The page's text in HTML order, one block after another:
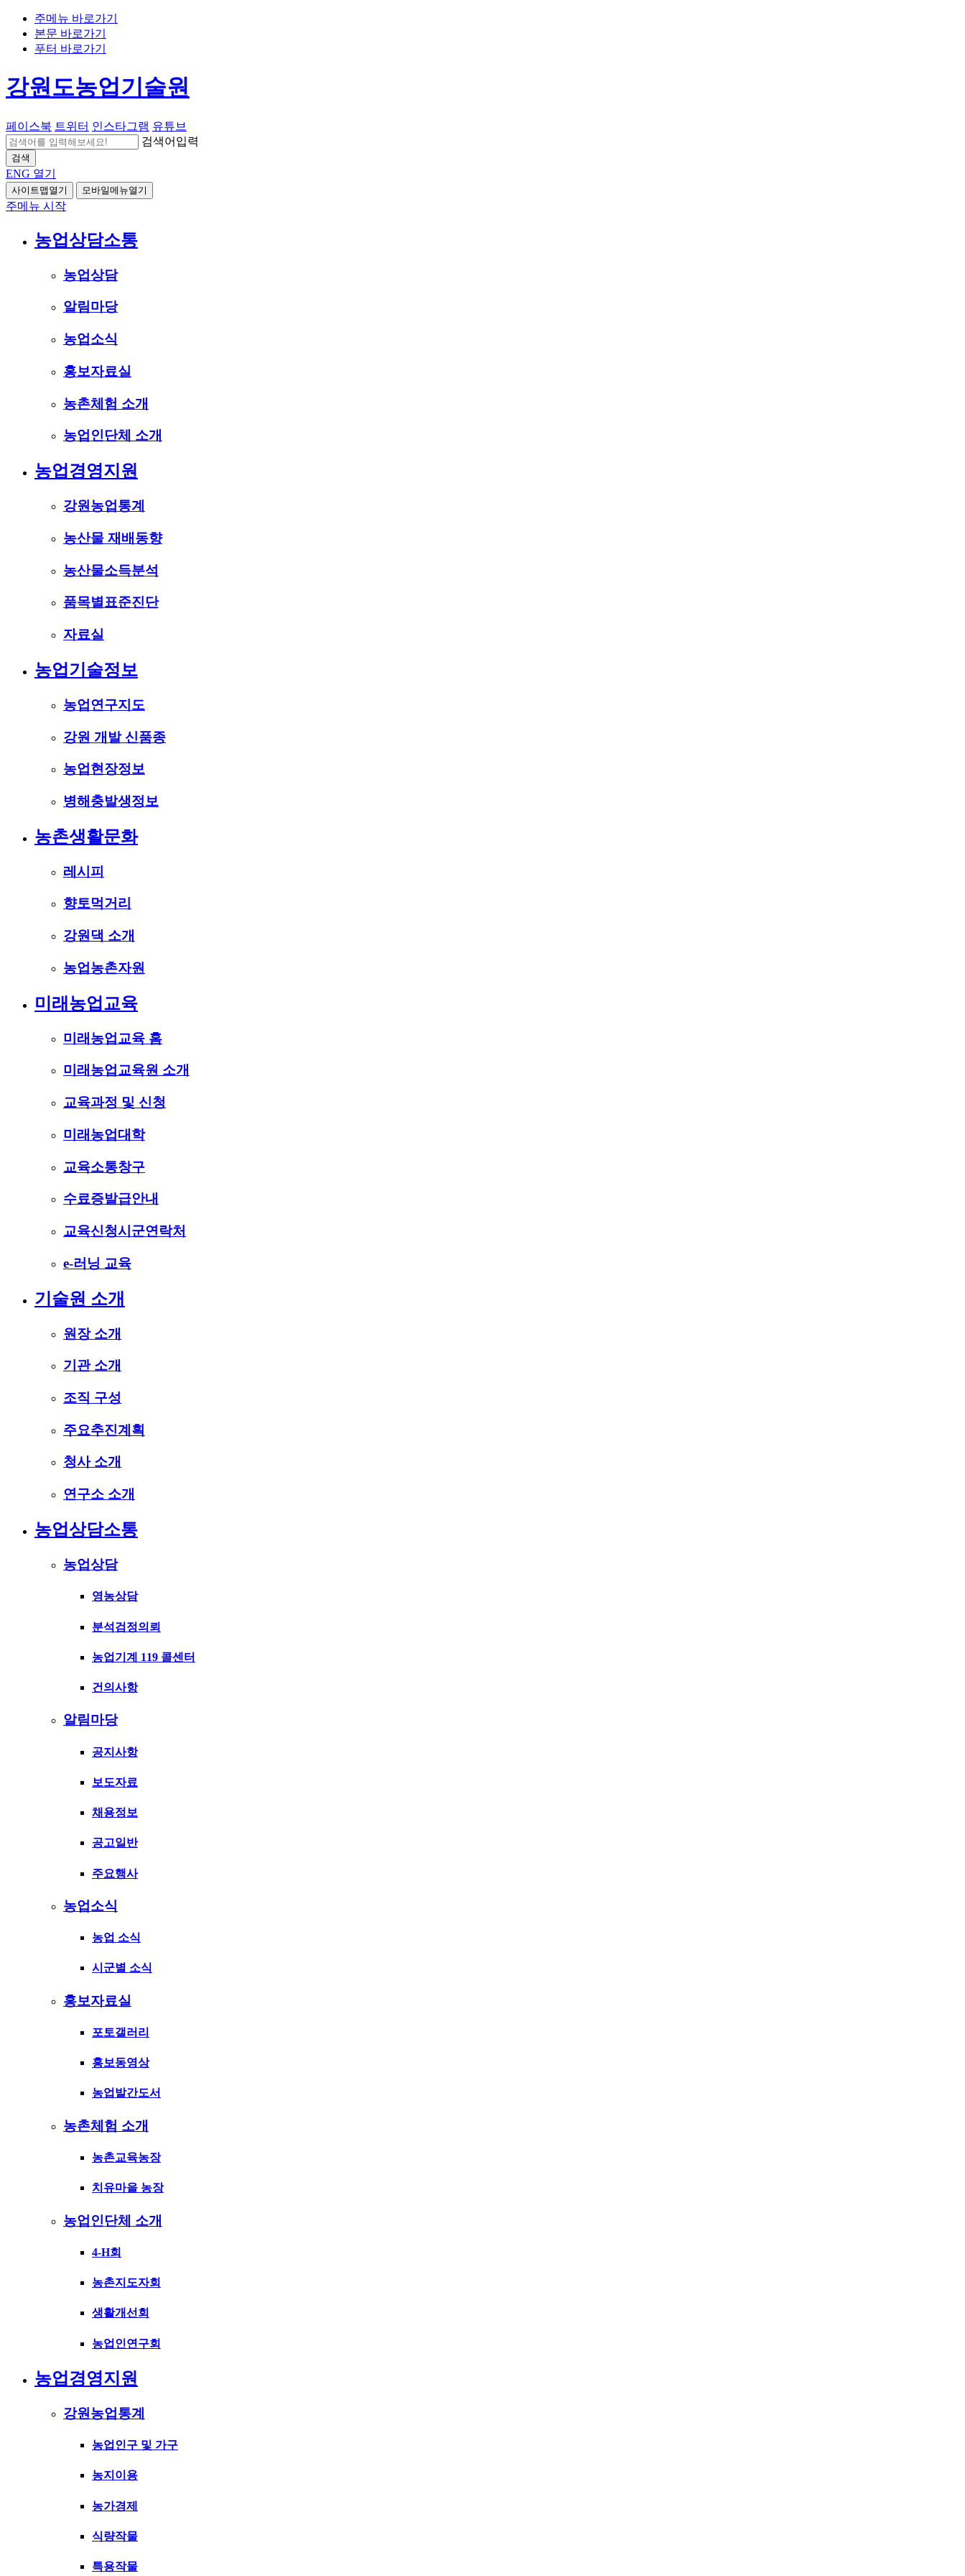
주메뉴 바로가기
본문 바로가기
푸터 바로가기
강원도농업기술원
페이스북 트위터 인스타그램 유튜브
검색어입력
검색
ENG 열기
사이트맵열기 모바일메뉴열기
주메뉴 시작
농업상담소통
농업상담
알림마당
농업소식
홍보자료실
농촌체험 소개
농업인단체 소개
농업경영지원
강원농업통계
농산물 재배동향
농산물소득분석
품목별표준진단
자료실
농업기술정보
농업연구지도
강원 개발 신품종
농업현장정보
병해충발생정보
농촌생활문화
레시피
향토먹거리
강원댁 소개
농업농촌자원
미래농업교육
미래농업교육 홈
미래농업교육원 소개
교육과정 및 신청
미래농업대학
교육소통창구
수료증발급안내
교육신청시군연락처
e-러닝 교육
기술원 소개
원장 소개
기관 소개
조직 구성
주요추진계획
청사 소개
연구소 소개
농업상담소통
농업상담
영농상담
분석검정의뢰
농업기계 119 콜센터
건의사항
알림마당
공지사항
보도자료
채용정보
공고일반
주요행사
농업소식
농업 소식
시군별 소식
홍보자료실
포토갤러리
홍보동영상
농업발간도서
농촌체험 소개
농촌교육농장
치유마을 농장
농업인단체 소개
4-H회
농촌지도자회
생활개선회
농업인연구회
농업경영지원
강원농업통계
농업인구 및 가구
농지이용
농가경제
식량작물
특용작물